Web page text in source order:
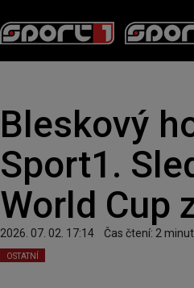
Bleskový
Sport1.
World Cup
2026. 07. 02. 17:14 Čas čtení: 2
OSTATNÍ